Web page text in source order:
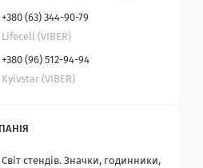
+380 (63) 344-90-79
Lifecell (VIBER)
+380 (96) 512-94-94
Kyivstar (VIBER)
Світ стендів. Значки, годинники,